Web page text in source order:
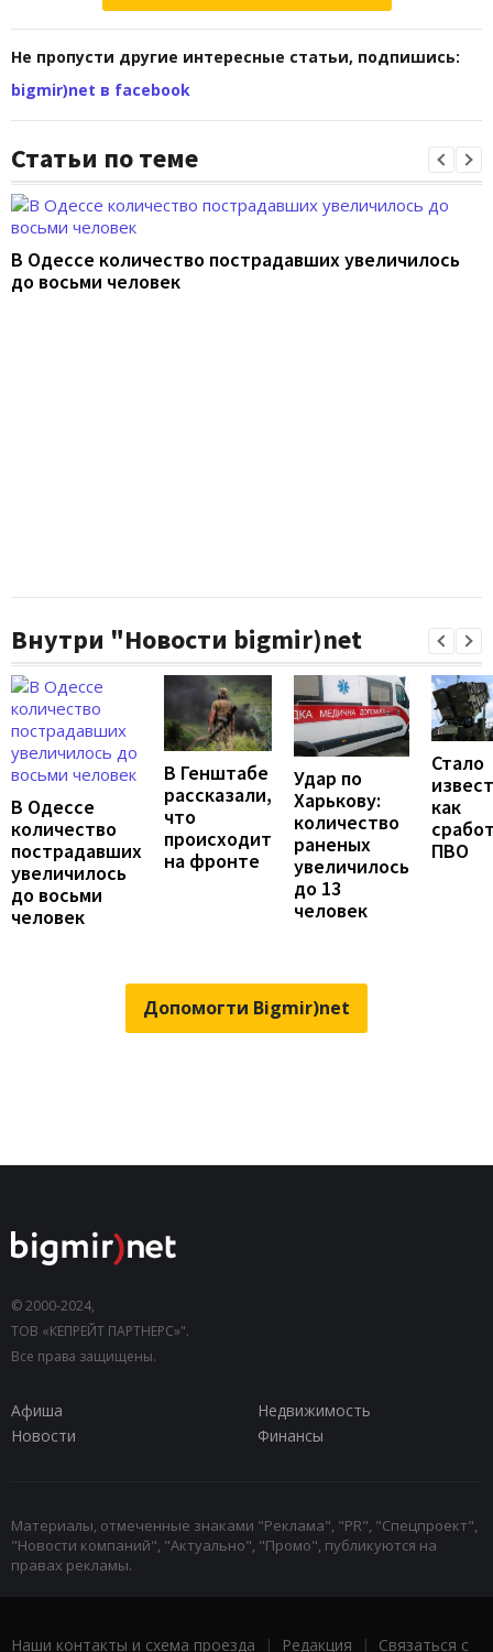
Не пропусти другие интересные статьи, подпишись:
bigmir)net в facebook
Статьи по теме
В Одессе количество пострадавших увеличилось
до восьми человек
Внутри "Новости bigmir)net
В Одессе
количество
пострадавших
увеличилось
до восьми
человек
В Генштабе
рассказали,
что
происходит
на фронте
Удар по
Харькову:
количество
раненых
увеличилось
до 13
человек
Стало
как
ПВО
Допомогти Bigmir)net
© 2000-2024,
ТОВ «КЕПРЕЙТ ПАРТНЕРС»".
Все права защищены.
Афиша
Недвижимость
Новости
Финансы
Материалы, отмеченные знаками "Реклама", "PR", "Спецпроект",
"Новости компаний", "Актуально", "Промо", публикуются на
правах рекламы.
Наши контакты и схема проезда | Редакция | Связаться с